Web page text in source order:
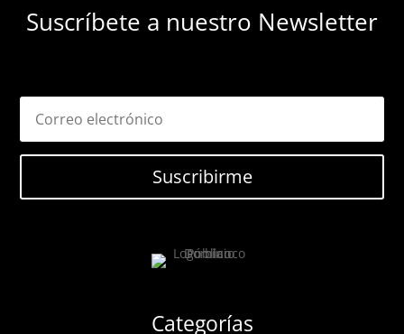
Suscríbete a nuestro Newsletter
Suscribirme
Categorías